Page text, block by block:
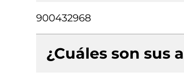
900432968
¿Cuáles son sus